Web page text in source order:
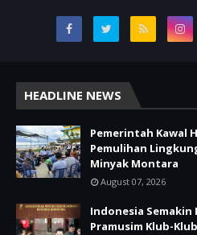
HEADLINE NEWS
Pemerintah Kawal
Pemulihan
Minyak Montara
August 07, 2026
Indonesia Semakin
Pramusim Klub-